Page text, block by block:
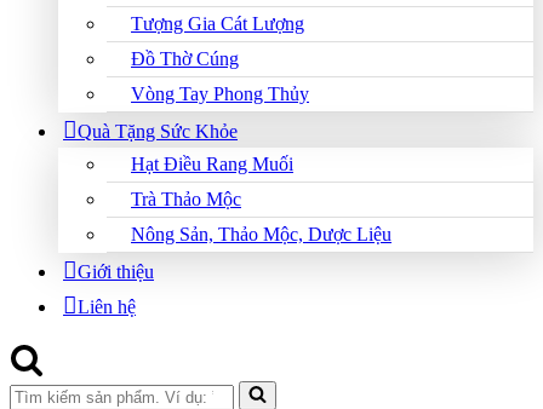
Tượng Gia Cát Lượng
Đồ Thờ Cúng
Vòng Tay Phong Thủy
Quà Tặng Sức Khỏe
Hạt Điều Rang Muối
Trà Thảo Mộc
Nông Sản, Thảo Mộc, Dược Liệu
Giới thiệu
Liên hệ
Search